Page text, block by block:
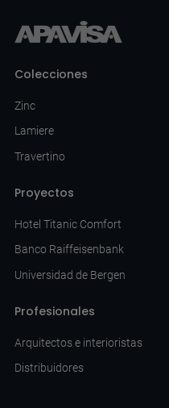
Colecciones
Zinc
Lamiere
Travertino
Proyectos
Hotel Titanic Comfort
Banco Raiffeisenbank
Universidad de Bergen
Profesionales
Arquitectos e interioristas
Distribuidores